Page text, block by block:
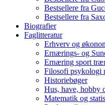
Bestsellere fra
Bestsellere fra
Biografier
Faglitteratur
Erhverv og
Ernærings- og
Ernæring sport
Filosofi psykologi
Historiebøger
Hus, have, hobby
Matematik og